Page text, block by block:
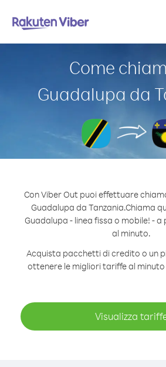
Come
Guadalupa da
Con Viber Out puoi effettuare
Guadalupa da Tanzania.Chiama
Guadalupa - linea fissa o mobile! -
al minuto.
Acquista pacchetti di credito o un
ottenere le migliori tariffe al
Visualizza